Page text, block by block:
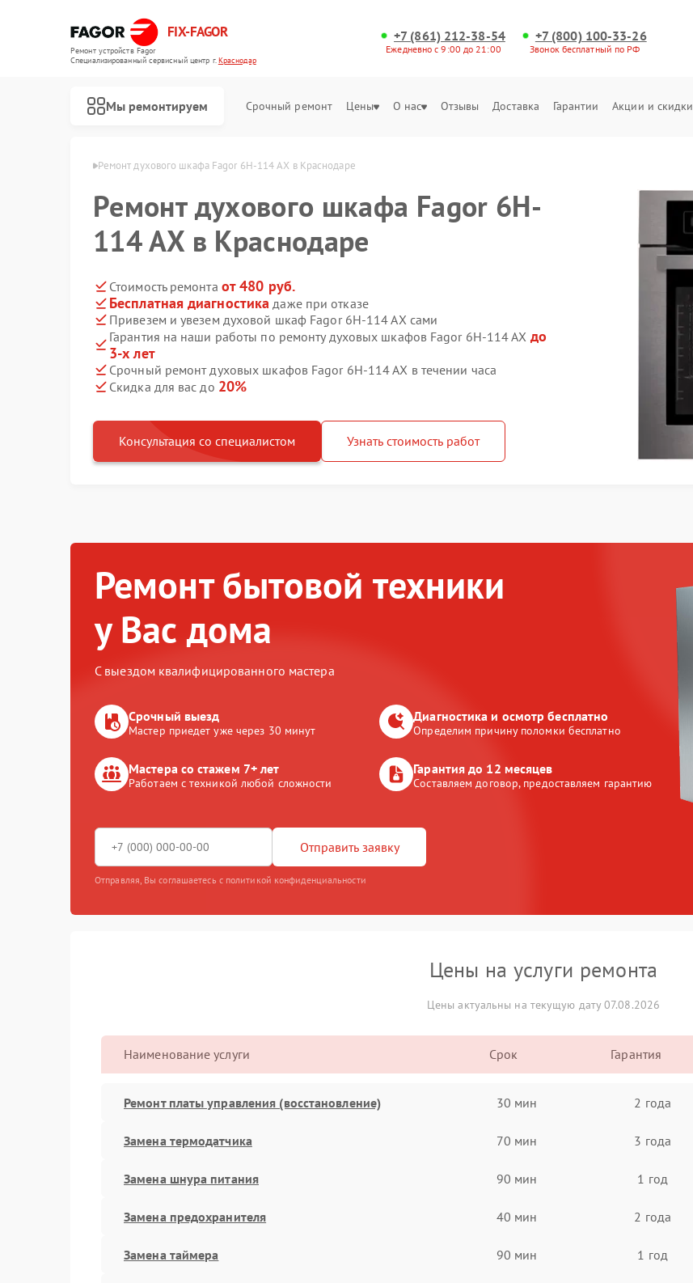
FIX-FAGOR
Ремонт устройств Fagor
Специализированный cервисный центр г.Краснодар
+7 (861) 212-38-54
Ежедневно с 9:00 до 21:00
+7 (800) 100-33-26
Звонок бесплатный по РФ
Мы ремонтируем Срочный ремонт Цены О нас Отзывы Доставка Гарантии Акции и скидки
Ремонт духового шкафа Fagor 6H-114 AX в Краснодаре
Ремонт духового шкафа Fagor 6H-
114 AX в Краснодаре
Стоимость ремонта от 480 руб.
Бесплатная диагностика даже при отказе
Привезем и увезем духовой шкаф Fagor 6H-114 AX сами
Гарантия на наши работы по ремонту духовых шкафов Fagor 6H-114 AX до
3-х лет
Срочный ремонт духовых шкафов Fagor 6H-114 AX в течении часа
Скидка для вас до 20%
Консультация со специалистом Узнать стоимость работ
Ремонт бытовой техники
у Вас дома
С выездом квалифицированного мастера
Срочный выезд
Мастер приедет уже через 30 минут
Диагностика и осмотр бесплатно
Определим причину поломки бесплатно
Мастера со стажем 7+ лет
Работаем с техникой любой сложности
Гарантия до 12 месяцев
Составляем договор, предоставляем гарантию
Отправить заявку
Отправляя, Вы соглашаетесь с политикой конфиденциальности
Цены на услуги ремонта
Цены актуальны на текущую дату 07.08.2026
Наименование услуги Срок Гарантия
Ремонт платы управления (восстановление) 30 мин 2 года
Замена термодатчика 70 мин 3 года
Замена шнура питания 90 мин 1 год
Замена предохранителя 40 мин 2 года
Замена таймера 90 мин 1 год